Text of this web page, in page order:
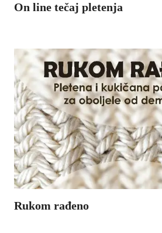
On line tečaj pletenja
Rukom rađeno